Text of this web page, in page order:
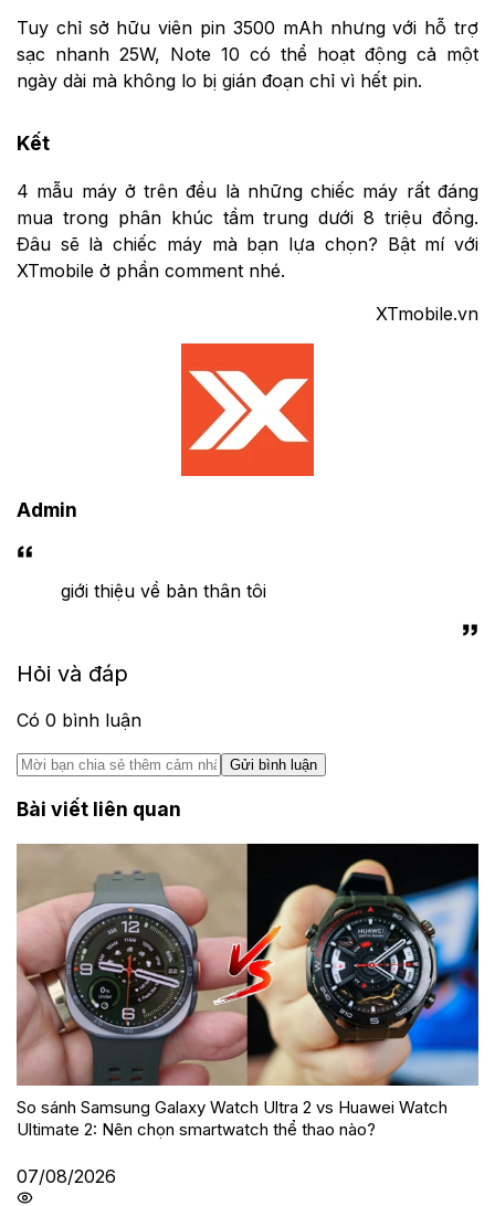
Tuy chỉ sở hữu viên pin 3500 mAh nhưng với hỗ trợ
sạc nhanh 25W, Note 10 có thể hoạt động cả một
ngày dài mà không lo bị gián đoạn chỉ vì hết pin.
Kết
4 mẫu máy ở trên đều là những chiếc máy rất đáng
mua trong phân khúc tầm trung dưới 8 triệu đồng.
Đâu sẽ là chiếc máy mà bạn lựa chọn? Bật mí với
XTmobile ở phần comment nhé.
XTmobile.vn
Admin
giới thiệu về bản thân tôi
Hỏi và đáp
Có 0 bình luận
Gửi bình luận
Bài viết liên quan
So sánh Samsung Galaxy Watch Ultra 2 vs Huawei Watch
Ultimate 2: Nên chọn smartwatch thể thao nào?
07/08/2026